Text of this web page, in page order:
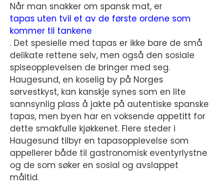
Når man snakker om spansk mat, er
tapas uten tvil et av de første ordene som
kommer til tankene
. Det spesielle med tapas er ikke bare de små
delikate rettene selv, men også den sosiale
spiseopplevelsen de bringer med seg.
Haugesund, en koselig by på Norges
sørvestkyst, kan kanskje synes som en lite
sannsynlig plass å jakte på autentiske spanske
tapas, men byen har en voksende appetitt for
dette smakfulle kjøkkenet. Flere steder i
Haugesund tilbyr en tapasopplevelse som
appellerer både til gastronomisk eventyrlystne
og de som søker en sosial og avslappet
måltid.